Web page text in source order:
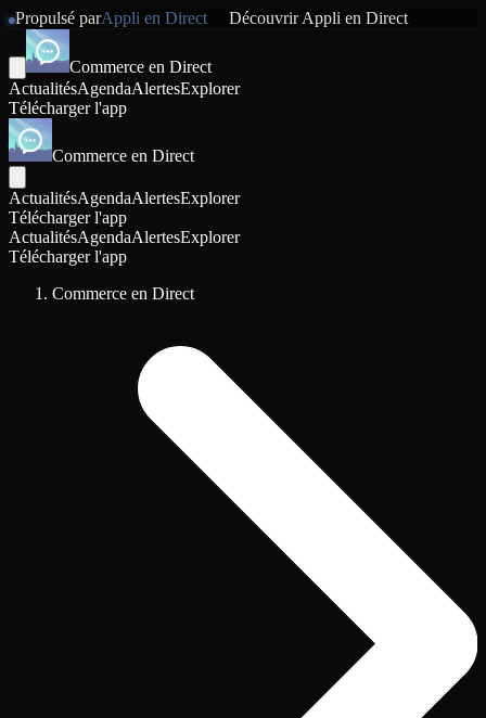
Propulsé parAppli en Direct DécouvrirAppli en Direct
Commerce en Direct
ActualitésAgendaAlertesExplorer
Télécharger l'app
Commerce en Direct
ActualitésAgendaAlertesExplorer
Télécharger l'app
ActualitésAgendaAlertesExplorer
Télécharger l'app
Commerce en Direct